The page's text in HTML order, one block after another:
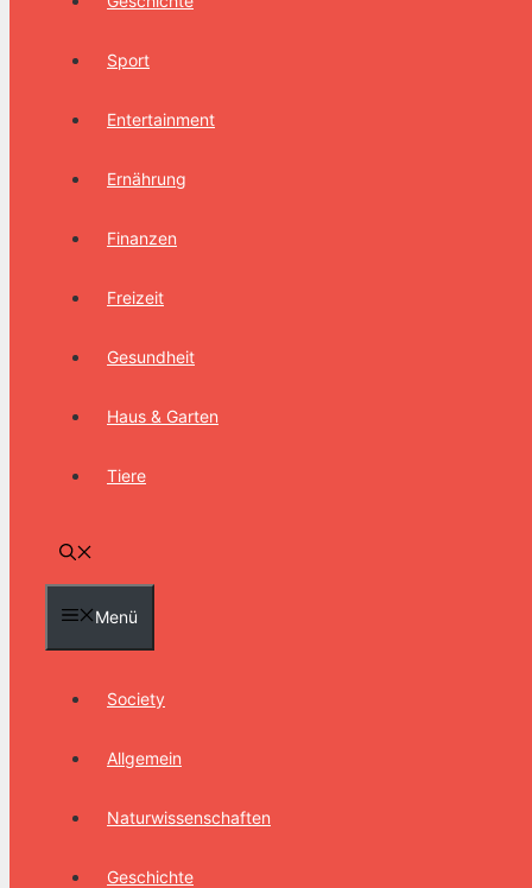
Sport
Entertainment
Ernährung
Finanzen
Freizeit
Gesundheit
Haus & Garten
Tiere
Menü
Society
Allgemein
Naturwissenschaften
Geschichte